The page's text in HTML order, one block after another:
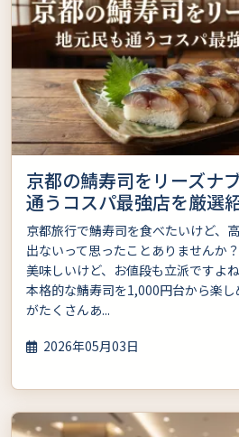
京都の鯖寿司をリーズナ
通うコスパ最強店を厳選
京都旅行で鯖寿司を食べたいけど、
出ないって思ったことありませんか
美味しいけど、お値段も立派ですよ
本格的な鯖寿司を1,000円台から楽
がたくさんあ...
2026年05月03日